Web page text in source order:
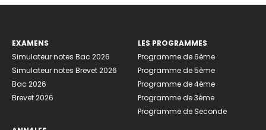
EXAMENS
Simulateur notes Bac 2026
Simulateur notes Brevet 2026
Bac 2026
Brevet 2026
LES PROGRAMMES
Programme de 6ème
Programme de 5ème
Programme de 4ème
Programme de 3ème
Programme de Seconde